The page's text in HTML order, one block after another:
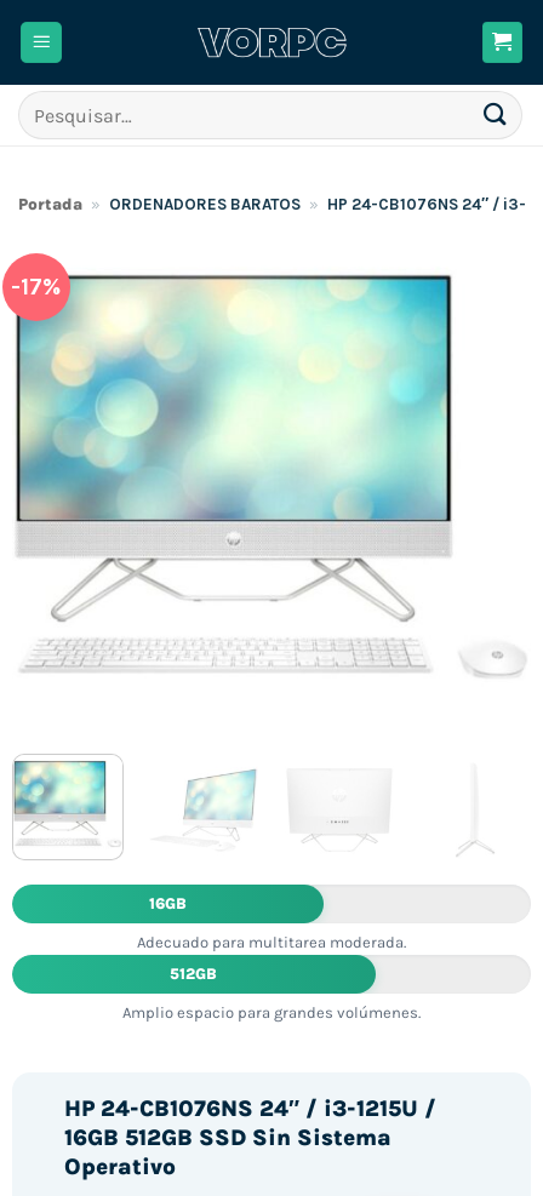
Pesquisar
por:
Portada » ORDENADORES BARATOS » HP 24-CB1076NS 24″ / i3-
-17%
16GB
Adecuado para multitarea moderada.
512GB
Amplio espacio para grandes volúmenes.
HP 24-CB1076NS 24″ / i3-1215U /
16GB 512GB SSD Sin Sistema
Operativo